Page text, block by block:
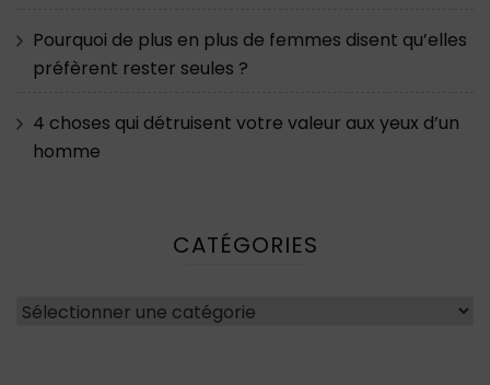
Pourquoi de plus en plus de femmes disent qu’elles
préfèrent rester seules ?
4 choses qui détruisent votre valeur aux yeux d’un
homme
CATÉGORIES
Catégories